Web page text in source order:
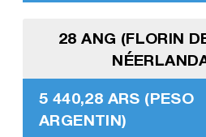
28 ANG (FLORIN
5 440,28 ARS (PESO
ARGENTIN)